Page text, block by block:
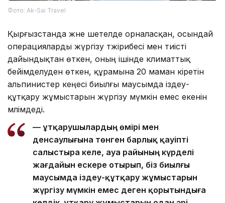
Фото: Ak-Sai Travel
Қырғызстанда және шетелде орналасқан, осындай
операцияларды жүргізу тәжірибесі мен тиісті
дайындықтан өткен, оның ішінде климаттық
бейімделуден өткен, құрамына 20 маман кіретін
альпинистер кеңесі биылғы маусымда іздеу-
құтқару жұмыстарын жүргізу мүмкін емес екенін
мәлімдеді.
— Құтқарушылардың өмірі мен
денсаулығына төнген барлық қауіпті
салыстыра келе, ауа райының күрделі
жағдайын ескере отырып, біз биылғы
маусымда іздеу-құтқару жұмыстарын
жүргізу мүмкін емес деген қорытындыға